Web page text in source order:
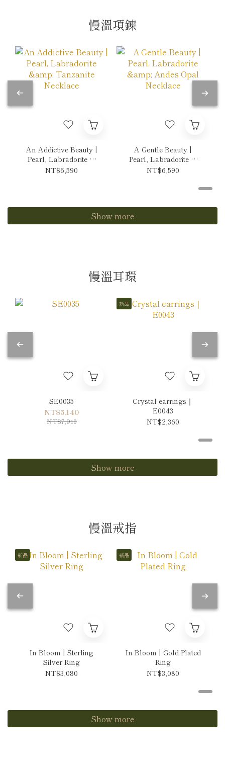
慢溫項鍊
An Addictive Beauty |
Pearl, Labradorite &
Tanzanite Necklace
NT$6,590
A Gentle Beauty |
Pearl, Labradorite &
Andes Opal Necklace
NT$6,590
Show more
慢溫耳環
SE0035
NT$5,140
NT$7,910
新品
Crystal earrings｜
E0043
NT$2,360
Show more
慢溫戒指
新品
In Bloom | Sterling
Silver Ring
NT$3,080
新品
In Bloom | Gold Plated
Ring
NT$3,080
Show more